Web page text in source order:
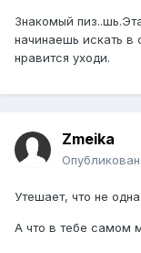
Знакомый
начинаешь искать в
нравится уходи.
Zmeika
Утешает, что не одна
А что в тебе самом